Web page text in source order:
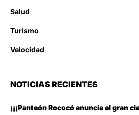
Salud
Turismo
Velocidad
NOTICIAS RECIENTES
¡¡¡Panteón Rococó anuncia el gran